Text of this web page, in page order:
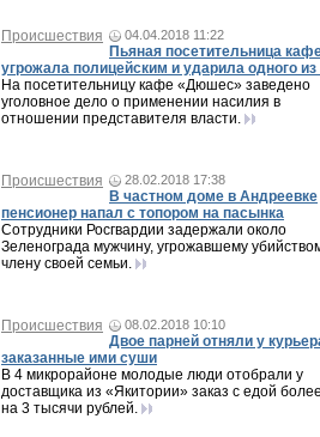
Происшествия 04.04.2018 11:22
Пьяная посетительница
угрожала полицейским и ударила одного из
На посетительницу кафе «Дюшес» заведено
уголовное дело о применении насилия в
отношении представителя власти.
Происшествия 28.02.2018 17:38
В частном доме в Андреевке
пенсионер напал с топором на пасынка
Сотрудники Росгвардии задержали около
Зеленограда мужчину, угрожавшему
члену своей семьи.
Происшествия 08.02.2018 10:10
Двое парней отняли у
заказанные ими суши
В 4 микрорайоне молодые люди отобрали у
доставщика из «Якитории» заказ с едой
на 3 тысячи рублей.